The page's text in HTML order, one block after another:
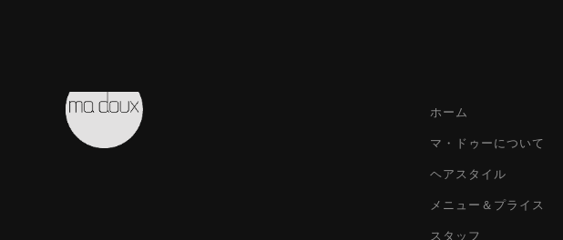
ホーム
マ・ドゥーについて
ヘアスタイル
メニュー＆プライス
スタッフ